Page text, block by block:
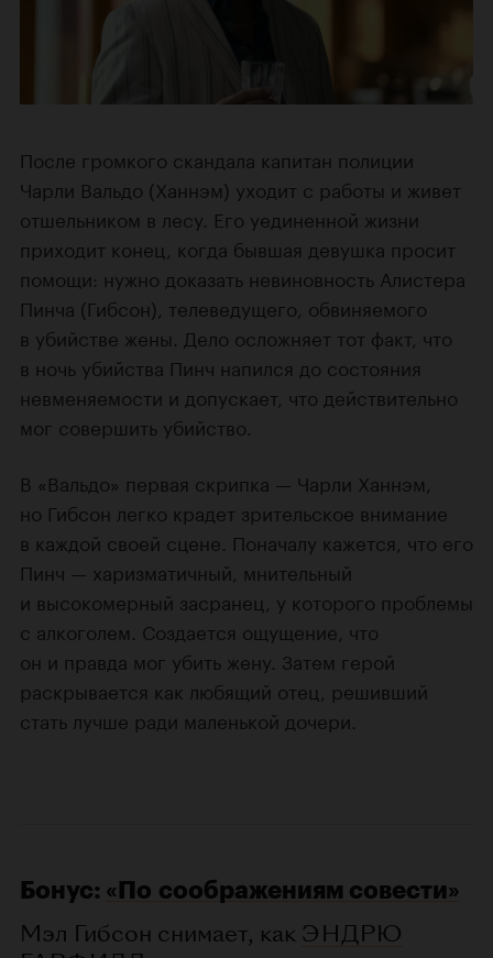
После громкого скандала капитан полиции
Чарли Вальдо (Ханнэм) уходит с работы и живет
отшельником в лесу. Его уединенной жизни
приходит конец, когда бывшая девушка просит
помощи: нужно доказать невиновность Алистера
Пинча (Гибсон), телеведущего, обвиняемого
в убийстве жены. Дело осложняет тот факт, что
в ночь убийства Пинч напился до состояния
невменяемости и допускает, что действительно
мог совершить убийство.
В «Вальдо» первая скрипка — Чарли Ханнэм,
но Гибсон легко крадет зрительское внимание
в каждой своей сцене. Поначалу кажется, что его
Пинч — харизматичный, мнительный
и высокомерный засранец, у которого проблемы
с алкоголем. Создается ощущение, что
он и правда мог убить жену. Затем герой
раскрывается как любящий отец, решивший
стать лучше ради маленькой дочери.
Бонус: «По соображениям совести»
Мэл Гибсон снимает, как ЭНДРЮ